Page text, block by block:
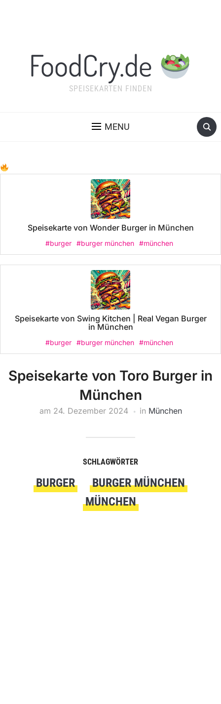
FoodCry.de
SPEISEKARTEN FINDEN
MENU
Speisekarte von Wonder Burger in München
#burger #burger münchen #münchen
Speisekarte von Swing Kitchen | Real Vegan Burger
in München
#burger #burger münchen #münchen
Speisekarte von Toro Burger in
München
am 24. Dezember 2024 in München
SCHLAGWÖRTER
BURGER
BURGER MÜNCHEN
MÜNCHEN